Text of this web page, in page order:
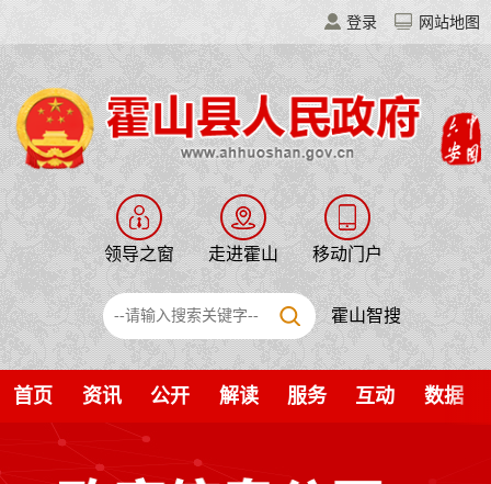
登录 网站地图
领导之窗 走进霍山 移动门户
霍山智搜
首页 资讯 公开 解读 服务 互动 数据